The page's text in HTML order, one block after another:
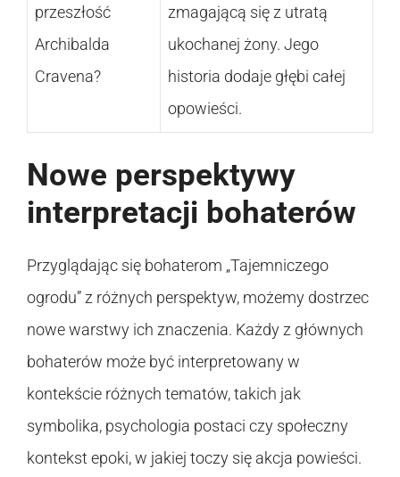
przeszłość
Archibalda
Cravena?
zmagającą się z utratą
ukochanej żony. Jego
historia dodaje głębi całej
opowieści.
Nowe perspektywy
interpretacji bohaterów
Przyglądając się bohaterom „Tajemniczego
ogrodu” z różnych perspektyw, możemy dostrzec
nowe warstwy ich znaczenia. Każdy z głównych
bohaterów może być interpretowany w
kontekście różnych tematów, takich jak
symbolika, psychologia postaci czy społeczny
kontekst epoki, w jakiej toczy się akcja powieści.